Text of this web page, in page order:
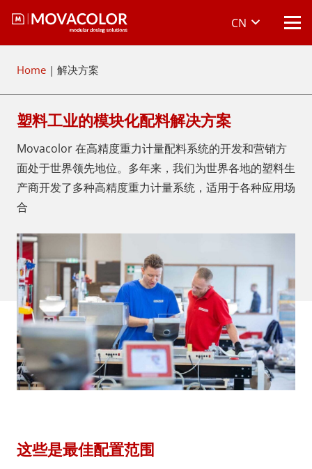
CN
Home | 解决方案
塑料工业的模块化配料解决方案
Movacolor 在高精度重力计量配料系统的开发和营销方
面处于世界领先地位。多年来，我们为世界各地的塑料生
产商开发了多种高精度重力计量系统，适用于各种应用场
合
这些是最佳配置范围